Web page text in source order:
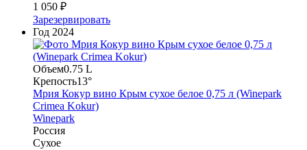
1 050 ₽
Зарезервировать
Год 2024
Объем0.75 L
Крепость13°
Мрия Кокур вино Крым сухое белое 0,75 л (Winepark
Crimea Kokur)
Winepark
Россия
Сухое